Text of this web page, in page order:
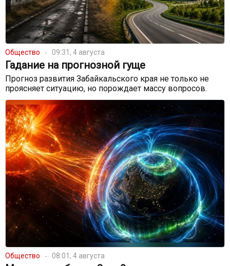
Общество 09:31, 4 августа
Гадание на прогнозной гуще
Прогноз развития Забайкальского края не только не
проясняет ситуацию, но порождает массу вопросов.
Общество 08:01, 4 августа